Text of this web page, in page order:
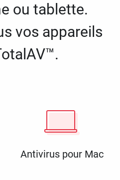
ou tablette.
vos appareils
Antivirus pour Mac